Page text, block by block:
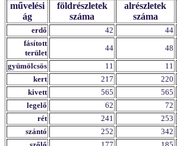
művelési
ág
földrészletek
száma
alrészletek
száma
erdő 42 44
fásított
terület
44 48
gyümölcsös
11 11
kert
217 220
kivett
565 565
legelő
62 72
rét
241 253
szántó
252 342